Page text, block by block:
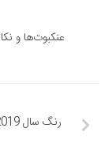
عنکبوت‌ها و